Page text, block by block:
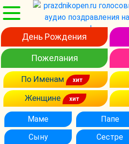
День Рождения
Пожелания
По Именам
Женщине
Маме Папе
Сыну
Сестре